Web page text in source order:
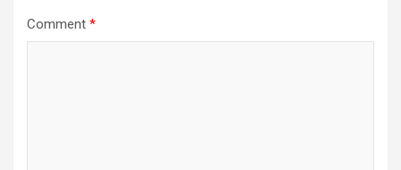
Comment *